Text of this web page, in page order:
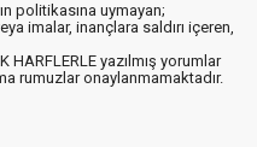
politikasına uymayan;
imalar, inançlara saldırı içeren,
HARFLERLE yazılmış yorumlar
rumuzlar onaylanmamaktadır.